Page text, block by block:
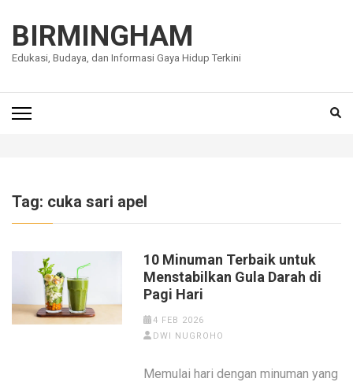
konten
(Tekan
BIRMINGHAM
Edukasi, Budaya, dan Informasi Gaya Hidup Terkini
Tag: cuka sari apel
10 Minuman Terbaik untuk
Menstabilkan Gula Darah di
Pagi Hari
4 FEB 2026
DWI NUGROHO
Memulai hari dengan minuman yang